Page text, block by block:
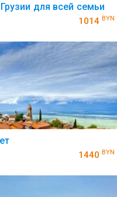
для всей семьи
1014 BYN
1440 BYN